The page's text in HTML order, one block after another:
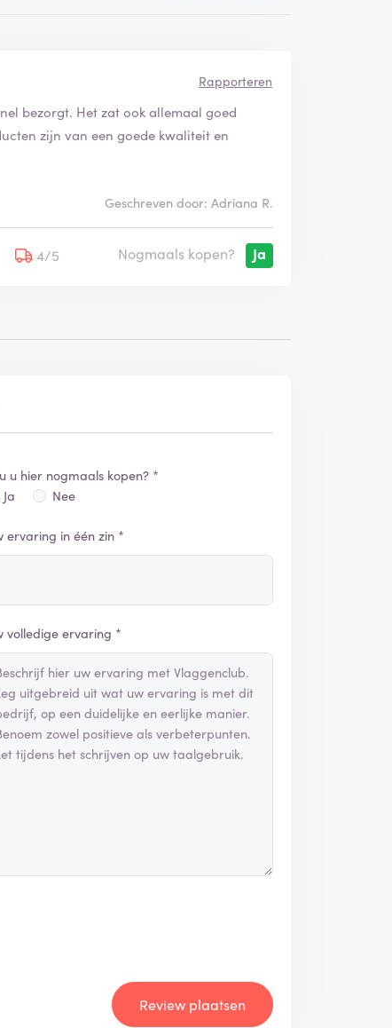
Rapporteren
bezorgt. Het zat ook allemaal goed
zijn van een goede kwaliteit en
Geschreven door: Adriana R.
4/5 Nogmaals kopen? Ja
u hier nogmaals kopen? *
Ja
Nee
ervaring in één zin *
volledige ervaring *
Review plaatsen